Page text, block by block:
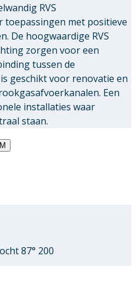
RVS
met positieve
De hoogwaardige RVS
zorgen voor een
tussen de
geschikt voor renovatie en
Een
installaties waar
staan.
87° 200